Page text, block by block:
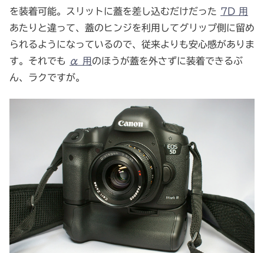
を装着可能。スリットに蓋を差し込むだけだった 7D 用
あたりと違って、蓋のヒンジを利用してグリップ側に留め
られるようになっているので、従来よりも安心感がありま
す。それでも
α 用 のほうが蓋を外さずに装着できるぶ
ん、ラクですが。